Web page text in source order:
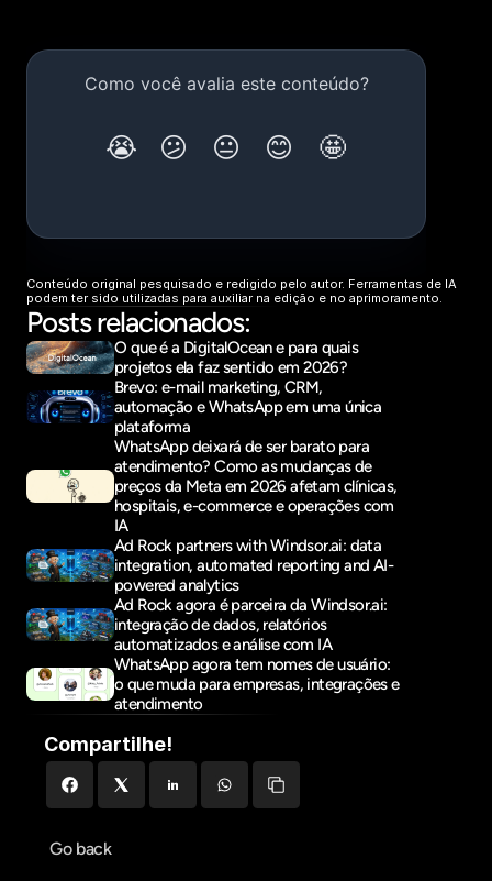
Conteúdo original pesquisado e redigido pelo autor. Ferramentas de IA
podem ter sido utilizadas para auxiliar na edição e no aprimoramento.
Posts relacionados:
O que é a DigitalOcean e para quais
projetos ela faz sentido em 2026?
Brevo: e-mail marketing, CRM,
automação e WhatsApp em uma única
plataforma
WhatsApp deixará de ser barato para
atendimento? Como as mudanças de
preços da Meta em 2026 afetam clínicas,
hospitais, e-commerce e operações com
IA
Ad Rock partners with Windsor.ai: data
integration, automated reporting and AI-
powered analytics
Ad Rock agora é parceira da Windsor.ai:
integração de dados, relatórios
automatizados e análise com IA
WhatsApp agora tem nomes de usuário:
o que muda para empresas, integrações e
atendimento
Compartilhe!
Go back